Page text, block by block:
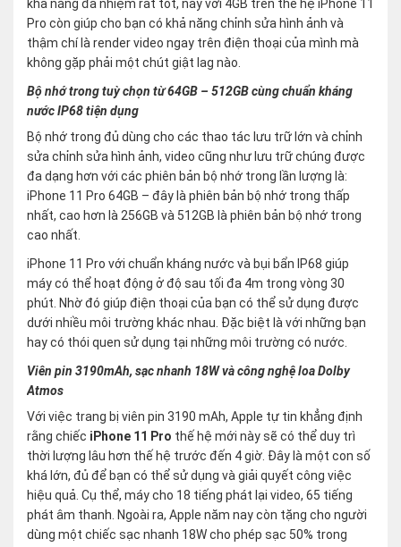
khả năng đa nhiệm rất tốt, nay với 4GB trên thế hệ iPhone 11
Pro còn giúp cho bạn có khả năng chỉnh sửa hình ảnh và
thậm chí là render video ngay trên điện thoại của mình mà
không gặp phải một chút giật lag nào.
Bộ nhớ trong tuỳ chọn từ 64GB – 512GB cùng chuẩn kháng
nước IP68 tiện dụng
Bộ nhớ trong đủ dùng cho các thao tác lưu trữ lớn và chỉnh
sửa chỉnh sửa hình ảnh, video cũng như lưu trữ chúng được
đa dạng hơn với các phiên bản bộ nhớ trong lần lượng là:
iPhone 11 Pro 64GB – đây là phiên bản bộ nhớ trong thấp
nhất, cao hơn là 256GB và 512GB là phiên bản bộ nhớ trong
cao nhất.
iPhone 11 Pro với chuẩn kháng nước và bụi bẩn IP68 giúp
máy có thể hoạt động ở độ sau tối đa 4m trong vòng 30
phút. Nhờ đó giúp điện thoại của bạn có thể sử dụng được
dưới nhiều môi trường khác nhau. Đặc biệt là với những bạn
hay có thói quen sử dụng tại những môi trường có nước.
Viên pin 3190mAh, sạc nhanh 18W và công nghệ loa Dolby
Atmos
Với việc trang bị viên pin 3190 mAh, Apple tự tin khẳng định
rằng chiếc iPhone 11 Pro thế hệ mới này sẽ có thể duy trì
thời lượng lâu hơn thế hệ trước đến 4 giờ. Đây là một con số
khá lớn, đủ để bạn có thể sử dụng và giải quyết công việc
hiệu quả. Cụ thể, máy cho 18 tiếng phát lại video, 65 tiếng
phát âm thanh. Ngoài ra, Apple năm nay còn tặng cho người
dùng một chiếc sạc nhanh 18W cho phép sạc 50% trong